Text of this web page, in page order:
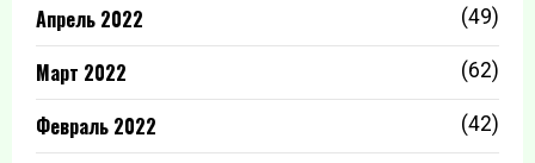
Апрель 2022 (49)
Март 2022 (62)
Февраль 2022 (42)